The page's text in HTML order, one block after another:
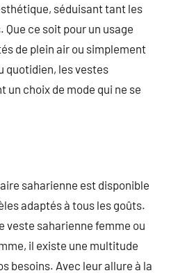
séduisant tant les
ce soit pour un usage
de plein air ou simplement
quotidien, les vestes
un choix de mode qui ne se
saharienne est disponible
adaptés à tous les goûts.
veste saharienne femme ou
il existe une multitude
besoins. Avec leur allure à la